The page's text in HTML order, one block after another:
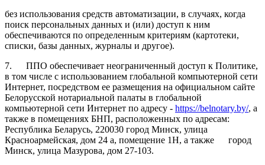
без использования средств автоматизации, в случаях, когда
поиск персональных данных и (или) доступ к ним
обеспечиваются по определенным критериям (картотеки,
списки, базы данных, журналы и другое).
7. ППО обеспечивает неограниченный доступ к Политике,
в том числе с использованием глобальной компьютерной сети
Интернет, посредством ее размещения на официальном сайте
Белорусской нотариальной палаты в глобальной
компьютерной сети Интернет по адресу - https://belnotary.by/, а
также в помещениях БНП, расположенных по адресам:
Республика Беларусь, 220030 город Минск, улица
Красноармейская, дом 24 а, помещение 1Н, а также город
Минск, улица Мазурова, дом 27-103.